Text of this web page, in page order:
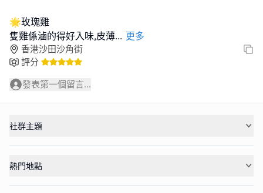
🌟玫瑰雞
隻雞係滷的得好入味,皮薄... 更多
香港沙田沙角街
評分
發表第一個留言...
社群主題
熱門地點